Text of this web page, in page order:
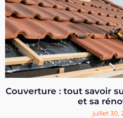
Couverture : tout savoir
et sa
juillet 30,